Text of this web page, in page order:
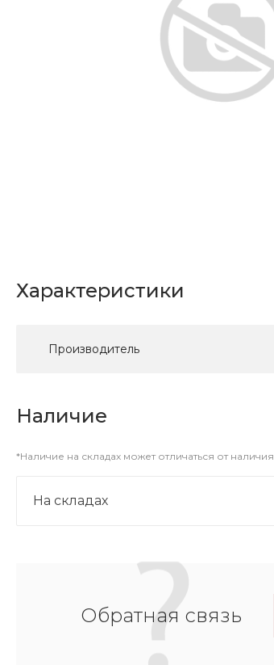
Характеристики
Производитель
Наличие
*Наличие на складах может отличаться от
На складах
Обратная связь